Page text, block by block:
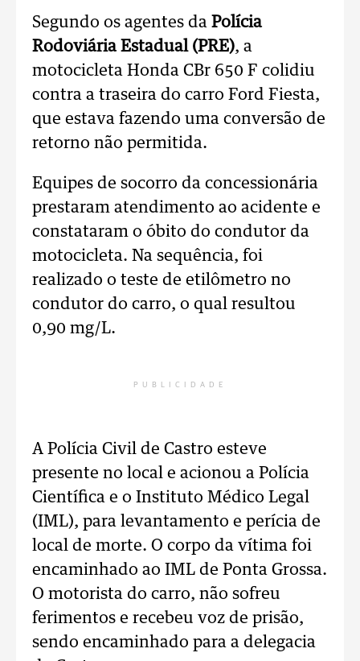
Segundo os agentes da Polícia
Rodoviária Estadual (PRE), a
motocicleta Honda CBr 650 F colidiu
contra a traseira do carro Ford Fiesta,
que estava fazendo uma conversão de
retorno não permitida.
Equipes de socorro da concessionária
prestaram atendimento ao acidente e
constataram o óbito do condutor da
motocicleta. Na sequência, foi
realizado o teste de etilômetro no
condutor do carro, o qual resultou
0,90 mg/L.
PUBLICIDADE
A Polícia Civil de Castro esteve
presente no local e acionou a Polícia
Científica e o Instituto Médico Legal
(IML), para levantamento e perícia de
local de morte. O corpo da vítima foi
encaminhado ao IML de Ponta Grossa.
O motorista do carro, não sofreu
ferimentos e recebeu voz de prisão,
sendo encaminhado para a delegacia